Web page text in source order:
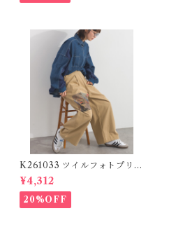
K261033 ツイルフォトプリン
トイージーテーパードパンツ /
Twill Photo Print Easy Tap
ered Pants
¥4,312
20%OFF